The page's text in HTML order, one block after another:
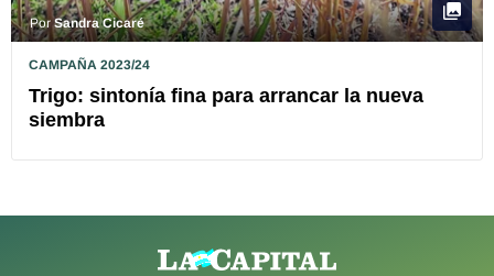
PorSandra Cicaré
CAMPAÑA 2023/24
Trigo: sintonía fina para arrancar la nueva
siembra